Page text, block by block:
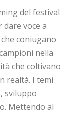
del festival
dare voce a
coniugano
nella
che coltivano
realtà. I temi
, sviluppo
Mettendo al